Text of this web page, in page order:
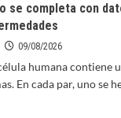
se completa con
09/08/2026
humana contiene
En cada par, uno se